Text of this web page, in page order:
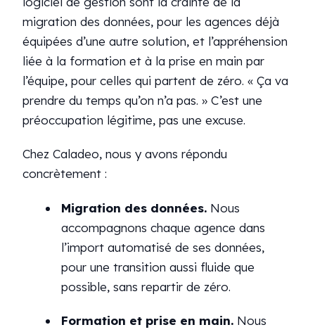
migration des données, pour les agences déjà
équipées d’une autre solution, et l’appréhension
liée à la formation et à la prise en main par
l’équipe, pour celles qui partent de zéro. « Ça va
prendre du temps qu’on n’a pas. » C’est une
préoccupation légitime, pas une excuse.
Chez Caladeo, nous y avons répondu
concrètement :
Migration des données. Nous
accompagnons chaque agence dans
l’import automatisé de ses données,
pour une transition aussi fluide que
possible, sans repartir de zéro.
Formation et prise en main. Nous